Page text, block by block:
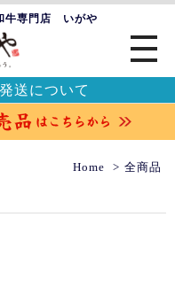
牛専門店 いがや
送について
Home 全商品